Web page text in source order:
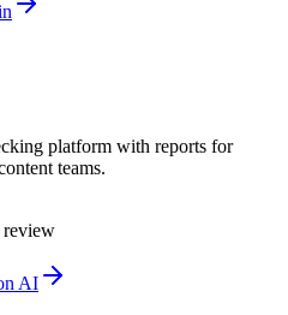
platform with reports for
teams.
review
AI